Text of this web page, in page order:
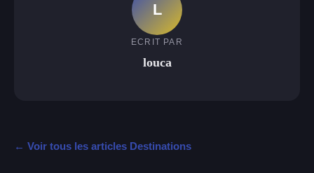
L
ECRIT PAR
louca
← Voir tous les articles Destinations